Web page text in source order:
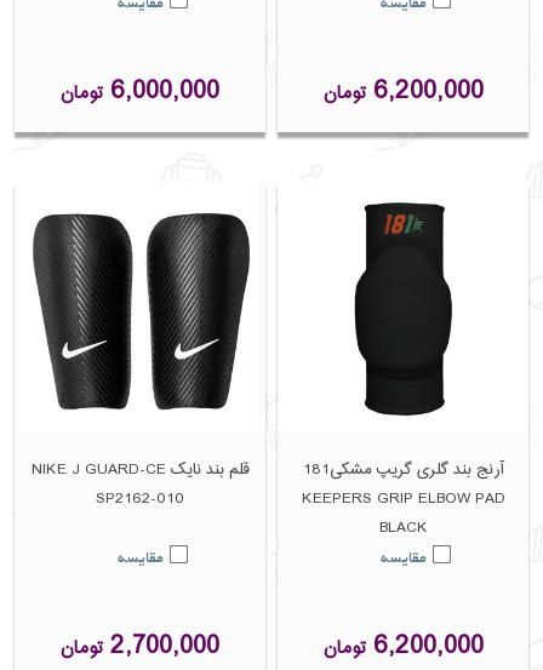
مقایسه
6,200,000 تومان
مقایسه
6,000,000 تومان
آرنج بند گلری گریپ مشکی181
KEEPERS GRIP ELBOW PAD
BLACK
مقایسه
6,200,000 تومان
قلم بند نایک NIKE J GUARD-CE
SP2162-010
مقایسه
2,700,000 تومان